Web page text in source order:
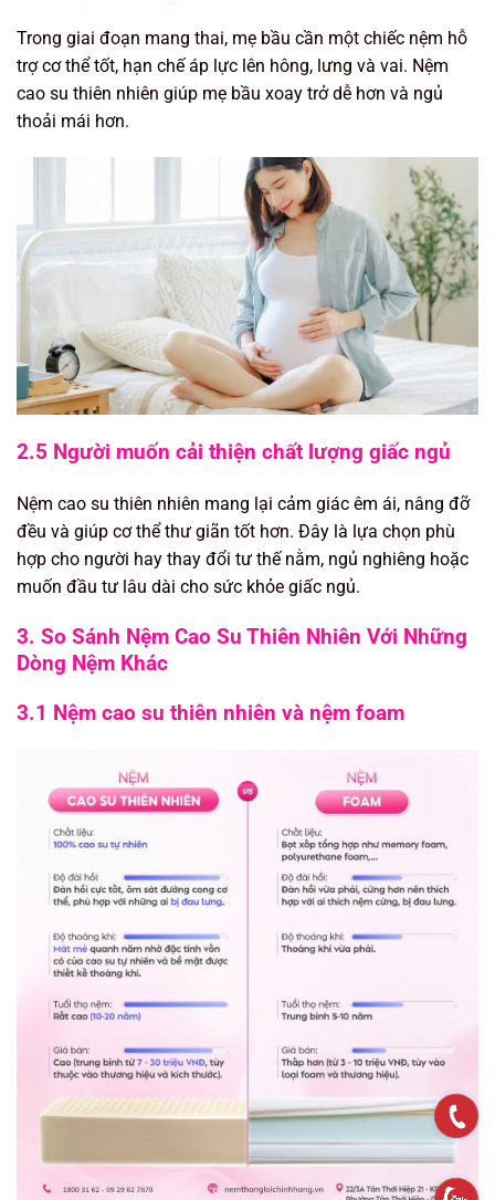
Trong giai đoạn mang thai, mẹ bầu cần một chiếc nệm hỗ
trợ cơ thể tốt, hạn chế áp lực lên hông, lưng và vai. Nệm
cao su thiên nhiên giúp mẹ bầu xoay trở dễ hơn và ngủ
thoải mái hơn.
2.5 Người muốn cải thiện chất lượng giấc ngủ
Nệm cao su thiên nhiên mang lại cảm giác êm ái, nâng đỡ
đều và giúp cơ thể thư giãn tốt hơn. Đây là lựa chọn phù
hợp cho người hay thay đổi tư thế nằm, ngủ nghiêng hoặc
muốn đầu tư lâu dài cho sức khỏe giấc ngủ.
3. So Sánh Nệm Cao Su Thiên Nhiên Với Những
Dòng Nệm Khác
3.1 Nệm cao su thiên nhiên và nệm foam